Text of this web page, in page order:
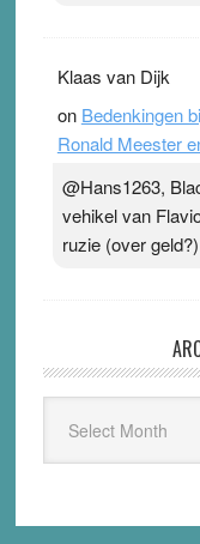
Klaas van Dijk
on Bedenkingen
Ronald Meester
@Hans1263,
vehikel van
ruzie (over geld?)
Kloptdatwel.nl